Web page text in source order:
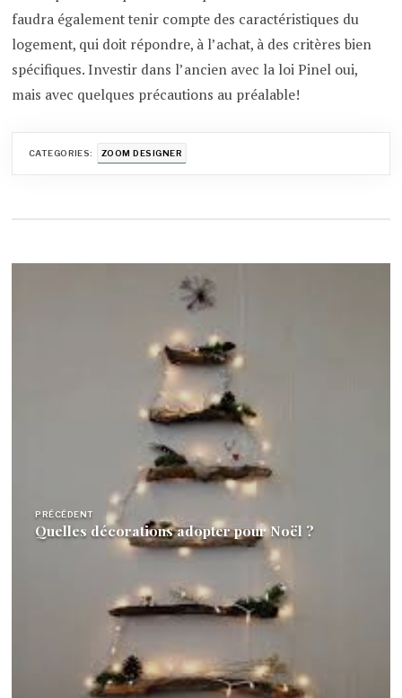
faudra également tenir compte des caractéristiques du
logement, qui doit répondre, à l’achat, à des critères bien
spécifiques. Investir dans l’ancien avec la loi Pinel oui,
mais avec quelques précautions au préalable!
CATEGORIES: ZOOM DESIGNER
PRÉCÉDENT
Quelles décorations adopter pour Noël ?